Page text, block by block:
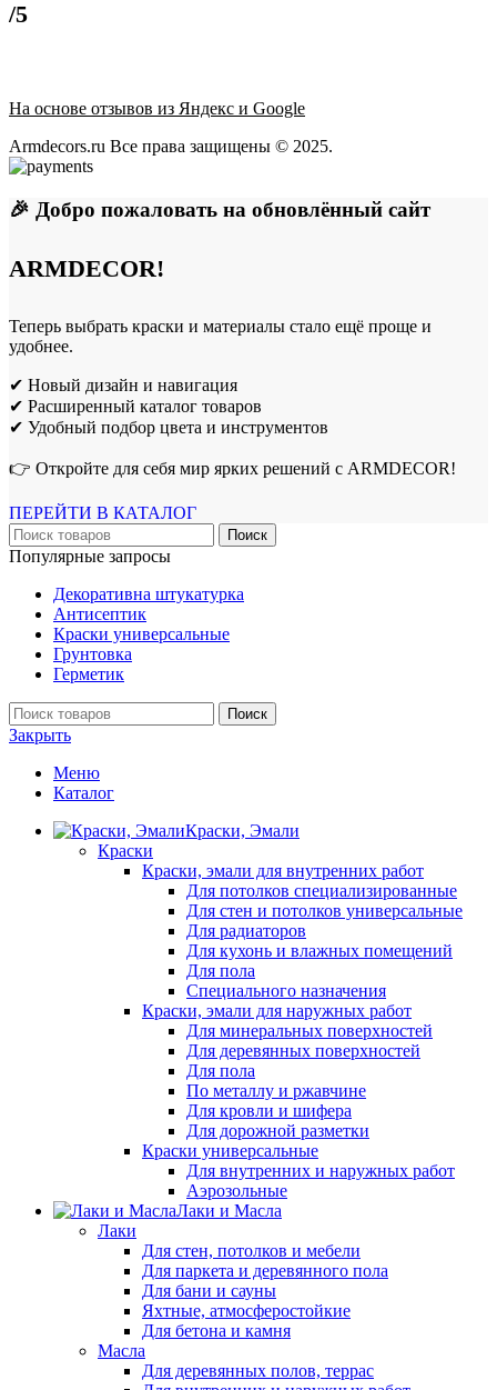
/5
На основе отзывов из Яндекс и Google
Armdecors.ru Все права защищены © 2025. ​
🎉 Добро пожаловать на обновлённый сайт
ARMDECOR!
Теперь выбрать краски и материалы стало ещё проще и
удобнее.
✔ Новый дизайн и навигация
✔ Расширенный каталог товаров
✔ Удобный подбор цвета и инструментов
👉 Откройте для себя мир ярких решений с ARMDECOR!
ПЕРЕЙТИ В КАТАЛОГ
Поиск
Популярные запросы
Декоративна штукатурка
Антисептик
Краски универсальные
Грунтовка
Герметик
Поиск
Закрыть
Меню
Каталог
Краски, Эмали
Краски
Краски, эмали для внутренних работ
Для потолков специализированные
Для стен и потолков универсальные
Для радиаторов
Для кухонь и влажных помещений
Для пола
Специального назначения
Краски, эмали для наружных работ
Для минеральных поверхностей
Для деревянных поверхностей
Для пола
По металлу и ржавчине
Для кровли и шифера
Для дорожной разметки
Краски универсальные
Для внутренних и наружных работ
Аэрозольные
Лаки и Масла
Лаки
Для стен, потолков и мебели
Для паркета и деревянного пола
Для бани и сауны
Яхтные, атмосферостойкие
Для бетона и камня
Масла
Для деревянных полов, террас